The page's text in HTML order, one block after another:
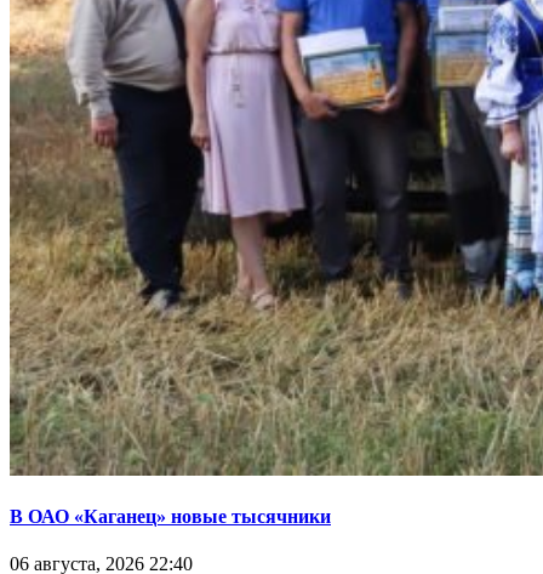
В ОАО «Каганец» новые тысячники
06 августа, 2026 22:40